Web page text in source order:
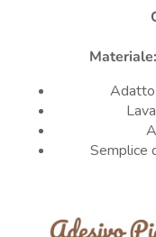
Materiale:
Adatto
Semplice